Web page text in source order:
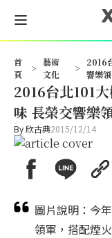
首
頁
>
藝術
文化
>
2016
響樂
2016台北101
味 長榮交響樂
By欣古典2015/12/14
圖片說明：今
領軍，搭配煙